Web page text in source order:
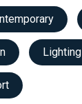
Lighting